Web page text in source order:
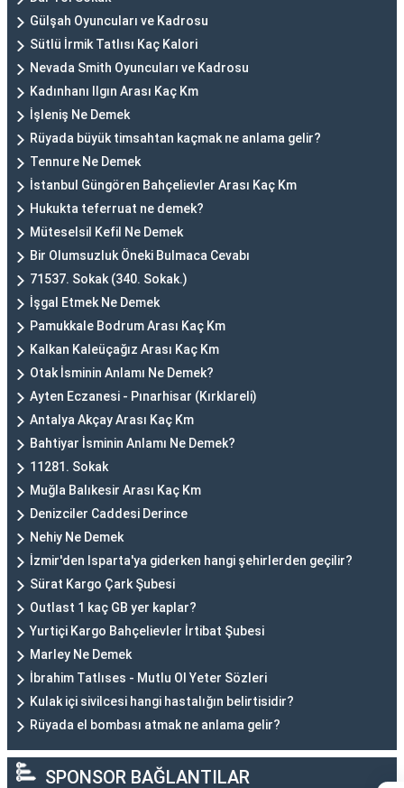
Gülşah Oyuncuları ve Kadrosu
Sütlü İrmik Tatlısı Kaç Kalori
Nevada Smith Oyuncuları ve Kadrosu
Kadınhanı Ilgın Arası Kaç Km
İşleniş Ne Demek
Rüyada büyük timsahtan kaçmak ne anlama gelir?
Tennure Ne Demek
İstanbul Güngören Bahçelievler Arası Kaç Km
Hukukta teferruat ne demek?
Müteselsil Kefil Ne Demek
Bir Olumsuzluk Öneki Bulmaca Cevabı
71537. Sokak (340. Sokak.)
İşgal Etmek Ne Demek
Pamukkale Bodrum Arası Kaç Km
Kalkan Kaleüçağız Arası Kaç Km
Otak İsminin Anlamı Ne Demek?
Ayten Eczanesi - Pınarhisar (Kırklareli)
Antalya Akçay Arası Kaç Km
Bahtiyar İsminin Anlamı Ne Demek?
11281. Sokak
Muğla Balıkesir Arası Kaç Km
Denizciler Caddesi Derince
Nehiy Ne Demek
İzmir'den Isparta'ya giderken hangi şehirlerden geçilir?
Sürat Kargo Çark Şubesi
Outlast 1 kaç GB yer kaplar?
Yurtiçi Kargo Bahçelievler İrtibat Şubesi
Marley Ne Demek
İbrahim Tatlıses - Mutlu Ol Yeter Sözleri
Kulak içi sivilcesi hangi hastalığın belirtisidir?
Rüyada el bombası atmak ne anlama gelir?
SPONSOR BAĞLANTILAR